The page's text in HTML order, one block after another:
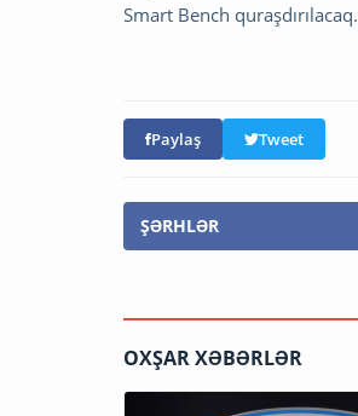
Smart Bench quraşdırılacaq.
Paylaş Tweet
ŞƏRHLƏR
OXŞAR XƏBƏRLƏR